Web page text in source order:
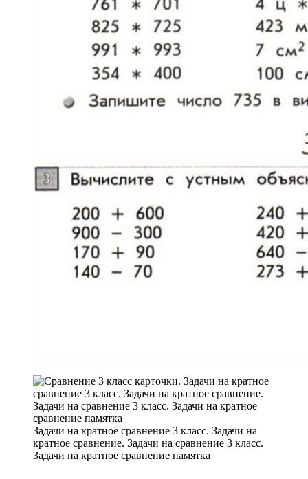
Задачи на кратное сравнение 3 класс. Задачи на
кратное сравнение. Задачи на сравнение 3 класс.
Задачи на кратное сравнение памятка